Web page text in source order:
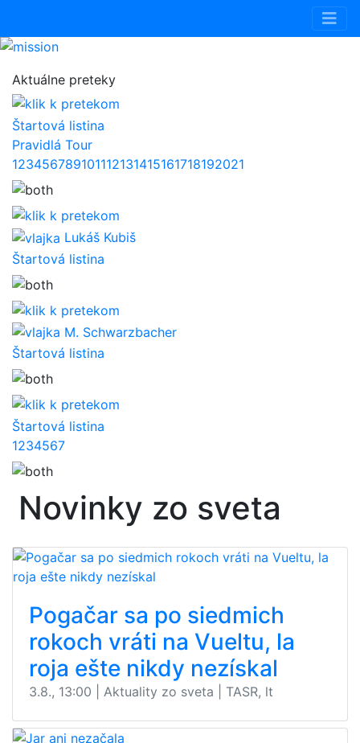
Aktuálne preteky
Štartová listina
Pravidlá Tour
123456789101112131415161718192021
Lukáš Kubiš
Štartová listina
M. Schwarzbacher
Štartová listina
Štartová listina
1234567
Novinky zo sveta
Pogačar sa po siedmich
rokoch vráti na Vueltu, la
roja ešte nikdy nezískal
3.8., 13:00 | Aktuality zo sveta | TASR, lt